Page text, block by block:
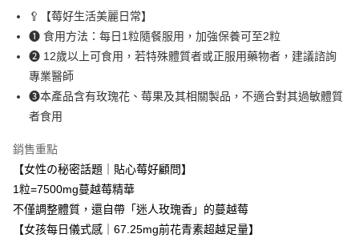
1.分期款項不併入電信帳單，「大哥付你分期」於每月結算日後寄送繳費提
2.透過簡訊連結打開帳單後，可選擇「超商條碼／台灣大直營門市／銀行轉
帳／街口支付／iPASS MONEY」等通路繳費。
【注意事項】
1.本服務係由「台灣大哥大股份有限公司」（以下簡稱本公司）所提供，讓
用戶於交易時，得透過本服務購買商品或服務，並由商店將買賣／分期付款
2.基於同意付款使用「大哥付你分期」之契約關係目的，商店將以您的個人
資料（包含姓名、電話或地址）提供予台灣大哥大進項蒐集、處理及利用，
由本公司與您本人進行分期帳單所需資料之確認、核對及更正。
3.完整用戶服務條款，請詳閱以下連結：
【「AFTEE先享後付」結帳流程】
１．於結帳方式選擇「AFTEE先享後付」後，將跳轉至「AFTEE先享後付」
結帳頁面，進行簡訊認證並確認金額後，即可完成結帳。
２．訂單成立數日內，您將收到繳費通知簡訊。
３．收到繳費通知簡訊後14天內，點擊此簡訊中的連結，可透過四大超商／
ATM／網路銀行／等多元方式進行付款，方視為交易完成。
※ 請注意：結帳手續完成當下不需立刻繳費，但若您需要取消訂單，請聯絡
購買商品的店家。未經商家同意取消之訂單仍視為有效，需透過AFTEE先享
※ 交易是否成功請以「AFTEE先享後付 」之結帳頁面顯示為準，若有關於
是否繳費成功／繳費後需取消欲退款等相關疑問，請聯繫「AFTEE先享後付
客戶支援中心」 https://netprotections.freshdesk.com/support/home
【注意事項】
１．透過由恩沛科技股份有限公司提供之「AFTEE先享後付」服務完成之交
易，需依本服務之必要範圍內提供個人資料，並將交易相關給付款項請求債
全家取貨付款
付款後全家取貨
每筆NT$80，滿NT$1,680(含以上)免運費
每筆NT$80，滿NT$1,680(含以上)免運費
每筆NT$80，滿NT$1,680(含以上)免運費
7-11取貨付款
🥄【莓好生活美麗日常】
❶ 食用方法：每日1粒隨餐服用，加強保養可至2粒
❷ 12歲以上可食用，若特殊體質者或正服用藥物者，建議諮詢
專業醫師
❸本產品含有玫瑰花、莓果及其相關製品，不適合對其過敏體質
者食用
銷售重點
【女性の秘密話題｜貼心莓好顧問】
1粒=7500mg蔓越莓精華
不僅調整體質，還自帶「迷人玫瑰香」的蔓越莓
【女孩每日儀式感｜67.25mg前花青素超越足量】